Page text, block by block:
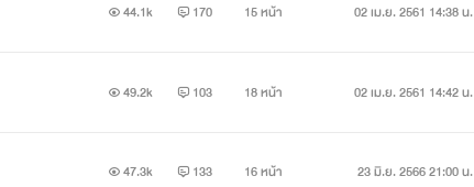
44.1k 170 15 หน้า 02 เม.ย. 2561 14:38 น.
49.2k 103 18 หน้า 02 เม.ย. 2561 14:42 น.
47.3k 133 16 หน้า 23 มิ.ย. 2566 21:00 น.